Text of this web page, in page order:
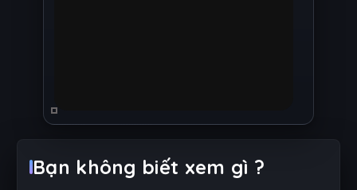
Bạn không biết xem gì ?